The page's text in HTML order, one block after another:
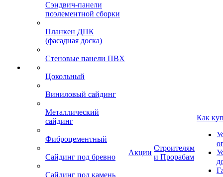
Сэндвич-панели
поэлементной сборки
Планкен ДПК
(фасадная доска)
Стеновые панели ПВХ
Цокольный
Виниловый сайдинг
Металлический
сайдинг
Фиброцементный
Сайдинг под бревно
Сайдинг под камень
Акции
Строителям
и Прорабам
Как